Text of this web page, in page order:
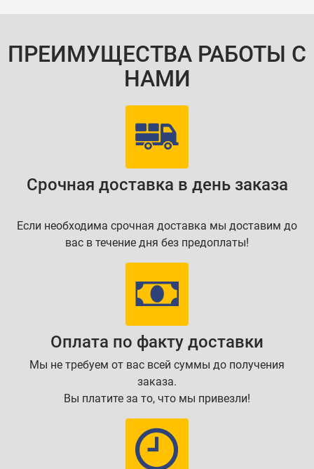
ПРЕИМУЩЕСТВА РАБОТЫ С
НАМИ
Срочная доставка в день заказа
Если необходима срочная доставка мы доставим до
вас в течение дня без предоплаты!
Оплата по факту доставки
Мы не требуем от вас всей суммы до получения
заказа.
Вы платите за то, что мы привезли!